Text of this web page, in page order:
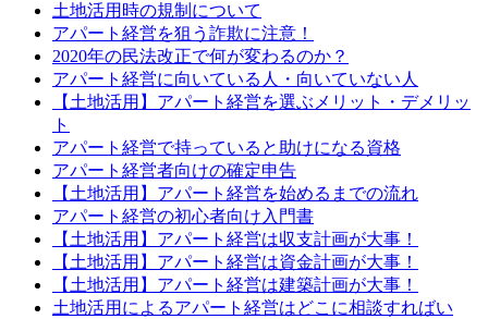
土地活用時の規制について
アパート経営を狙う詐欺に注意！
2020年の民法改正で何が変わるのか？
アパート経営に向いている人・向いていない人
【土地活用】アパート経営を選ぶメリット・デメリッ
ト
アパート経営で持っていると助けになる資格
アパート経営者向けの確定申告
【土地活用】アパート経営を始めるまでの流れ
アパート経営の初心者向け入門書
【土地活用】アパート経営は収支計画が大事！
【土地活用】アパート経営は資金計画が大事！
【土地活用】アパート経営は建築計画が大事！
土地活用によるアパート経営はどこに相談すればい